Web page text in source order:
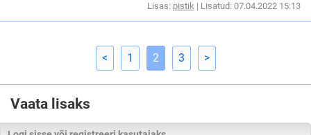
Lisas: pistik | Lisatud: 07.04.2022 15:13
< 1 2 3 >
Vaata lisaks